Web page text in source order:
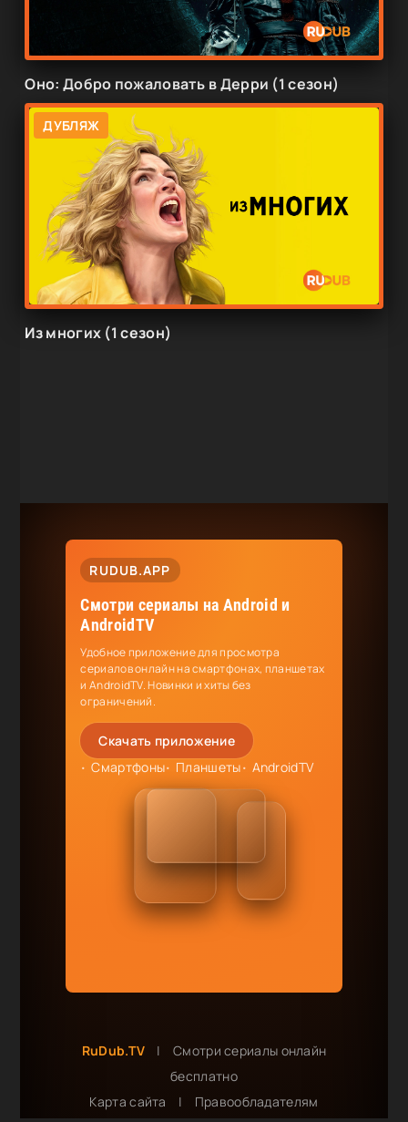
Оно: Добро пожаловать в Дерри (1 сезон)
ДУБЛЯЖ
Из многих (1 сезон)
RUDUB.APP
Смотри сериалы на Android и
AndroidTV
Удобное приложение для просмотра
сериалов онлайн на смартфонах, планшетах
и AndroidTV. Новинки и хиты без
ограничений.
Скачать приложение
Смартфоны
Планшеты AndroidTV
RuDub.TV |
Смотри сериалы онлайн
бесплатно
Карта сайта
|
Правообладателям